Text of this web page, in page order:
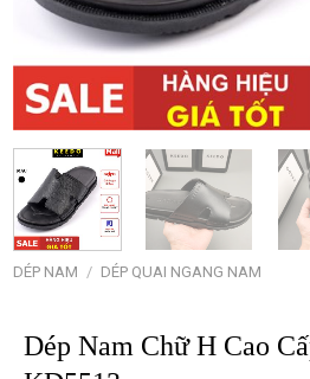
DÉP NAM / DÉP QUAI NGANG NAM
Dép Nam Chữ H Cao